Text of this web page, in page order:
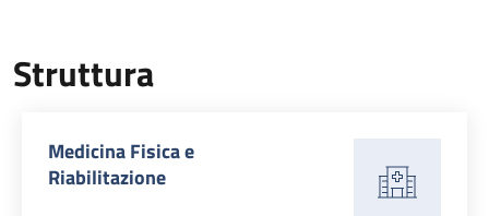
Struttura
Medicina Fisica e
Riabilitazione